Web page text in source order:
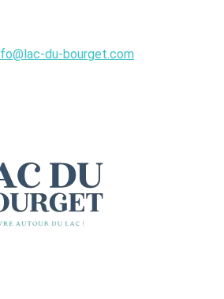
du-bourget.com